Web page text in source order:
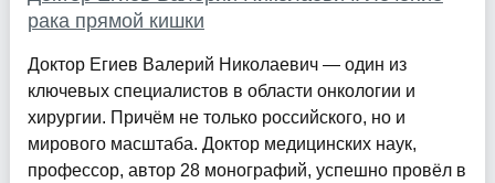
рака прямой кишки
Доктор Егиев Валерий Николаевич — один из
ключевых специалистов в области онкологии и
хирургии. Причём не только российского, но и
мирового масштаба. Доктор медицинских наук,
профессор, автор 28 монографий, успешно провёл в